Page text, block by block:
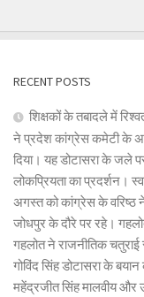
RECENT POSTS
शिक्षकों के तबादले में
ने प्रदेश कांग्रेस कमेटी के
दिया। यह डोटासरा के
लोकप्रियता का प्रदर्शन।
अगस्त को कांग्रेस के वरिष्ठ
जोधपुर के दौरे पर रहे।
गहलोत ने राजनीतिक
गोविंद सिंह डोटासरा के
महेंद्रजीत सिंह मालवीय